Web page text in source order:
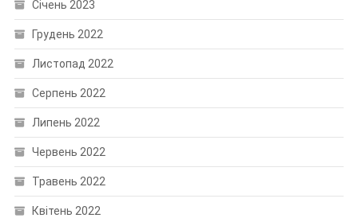
Січень 2023
Грудень 2022
Листопад 2022
Серпень 2022
Липень 2022
Червень 2022
Травень 2022
Квітень 2022